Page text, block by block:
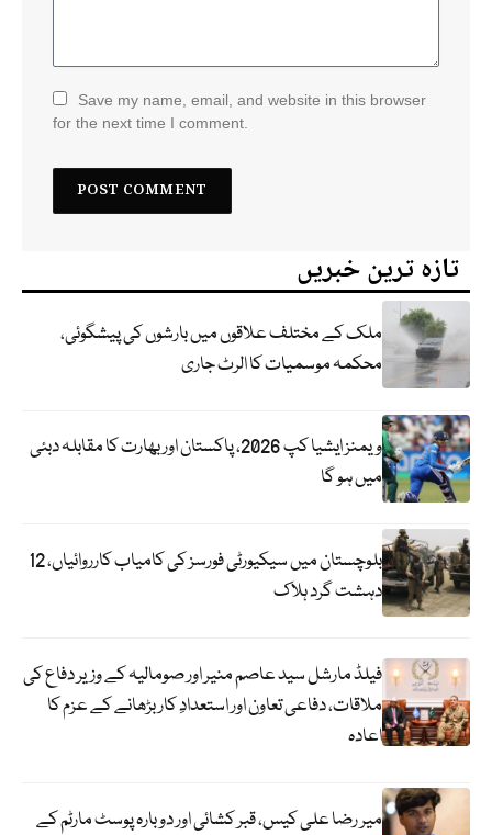
Save my name, email, and website in this browser
for the next time I comment.
تازہ ترین خبریں
ملک کے مختلف علاقوں میں بارشوں کی پیشگوئی،
محکمہ موسمیات کا الرٹ جاری
ویمنز ایشیا کپ 2026، پاکستان اور بھارت کا مقابلہ دبئی
میں ہو گا
بلوچستان میں سیکیورٹی فورسز کی کامیاب کارروائیاں، 12
دہشت گرد ہلاک
فیلڈ مارشل سید عاصم منیر اور صومالیہ کے وزیر دفاع کی
ملاقات، دفاعی تعاون اور استعدادِ کار بڑھانے کے عزم کا
اعادہ
میر رضا علی کیس، قبر کشائی اور دوبارہ پوسٹ مارٹم کے